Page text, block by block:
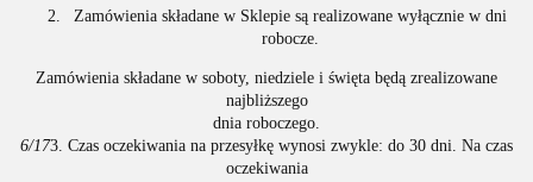
Zamówienia składane w Sklepie są realizowane wyłącznie w dni
robocze.
Zamówienia składane w soboty, niedziele i święta będą zrealizowane
najbliższego
dnia roboczego.
6/173. Czas oczekiwania na przesyłkę wynosi zwykle: do 30 dni. Na czas
oczekiwania